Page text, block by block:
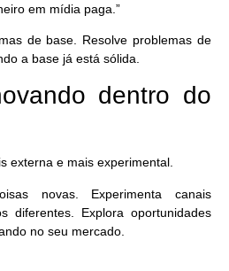
em mídia paga.”
de base. Resolve problemas de
a base já está sólida.
dentro do
externa e mais experimental.
novas. Experimenta canais
diferentes. Explora oportunidades
no seu mercado.